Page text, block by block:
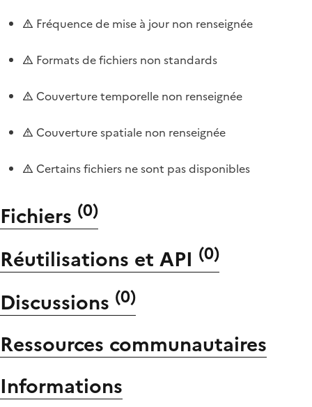
Fréquence de mise à jour non renseignée
Formats de fichiers non standards
Couverture temporelle non renseignée
Couverture spatiale non renseignée
Certains fichiers ne sont pas disponibles
Fichiers (0)
Réutilisations et API (0)
Discussions (0)
Ressources communautaires
Informations